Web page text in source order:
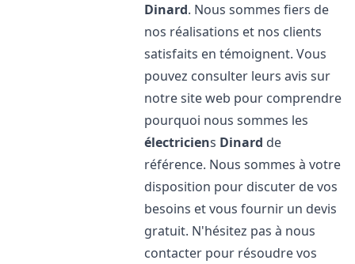
Dinard. Nous sommes fiers de
nos réalisations et nos clients
satisfaits en témoignent. Vous
pouvez consulter leurs avis sur
notre site web pour comprendre
pourquoi nous sommes les
électriciens Dinard de
référence. Nous sommes à votre
disposition pour discuter de vos
besoins et vous fournir un devis
gratuit. N'hésitez pas à nous
contacter pour résoudre vos